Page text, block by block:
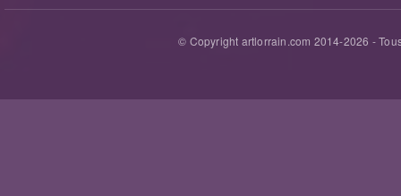
© Copyright artlorrain.com 2014-2026 -